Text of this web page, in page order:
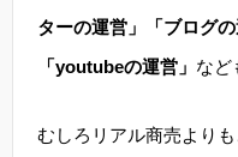
ターの運営」「ブログ
「youtubeの運営」 など
むしろリアル商売より